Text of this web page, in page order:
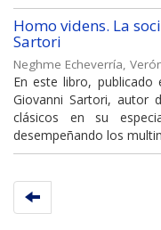
Homo videns. La
Sartori
Neghme Echeverría,
En este libro,
Giovanni Sartori, autor
clásicos en su
desempeñando los